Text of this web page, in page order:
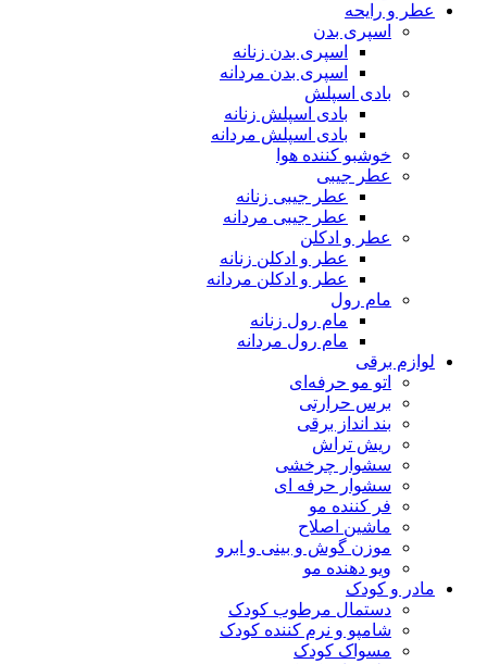
عطر و رایحه
اسپری بدن
اسپری بدن زنانه
اسپری بدن مردانه
بادی اسپلش
بادی اسپلش زنانه
بادی اسپلش مردانه
خوشبو کننده هوا
عطر جیبی
عطر جیبی زنانه
عطر جیبی مردانه
عطر و ادکلن
عطر و ادکلن زنانه
عطر و ادکلن مردانه
مام رول
مام رول زنانه
مام رول مردانه
لوازم برقی
اتو مو حرفه‌ای
برس حرارتی
بند انداز برقی
ریش تراش
سشوار چرخشی
سشوار حرفه ای
فر کننده‌ مو
ماشین اصلاح
موزن گوش و بینی و ابرو
ویو دهنده مو
مادر و کودک
دستمال مرطوب کودک
شامپو و نرم کننده کودک
مسواک کودک